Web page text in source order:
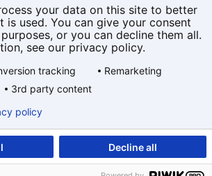
taal:
your data on this site to better
is used. You can give your consent
or you can decline them all.
see our privacy policy.
tracking
Remarketing
3rd party content
Decline all
policy